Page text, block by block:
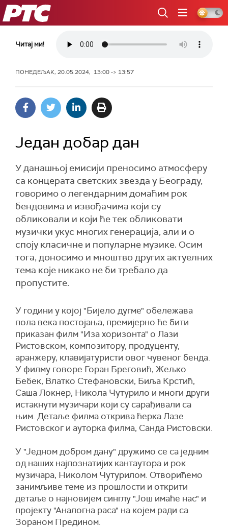
РТС
Читај ми!
ПОНЕДЕЉАК, 20.05.2024, 13:00 -> 13:57
Један добар дан
У данашњој емисији преносимо атмосферу
са концерата светских звезда у Београду,
говоримо о легендарним домаћим рок
бендовима и извођачима који су
обликовали и који ће тек обликовати
музички укус многих генерација, али и о
споју класичне и популарне музике. Осим
тога, доносимо и мноштво других актуелних
тема које никако не би требало да
пропустите.
У години у којој "Бијело дугме" обележава
пола века постојања, премијерно ће бити
приказан филм "Иза хоризонта" о Лази
Ристовском, композитору, продуценту,
аранжеру, клавијатуристи овог чувеног бенда.
У филму говоре Горан Бреговић, Жељко
Бебек, Влатко Стефановски, Биља Крстић,
Саша Локнер, Никола Чутурило и многи други
истакнути музичари који су сарађивали са
њим. Детаље филма открива ћерка Лазе
Ристовског и ауторка филма, Санда Ристовски.
У "Једном добром дану" дружимо се са једним
од наших најпознатијих кантаутора и рок
музичара, Николом Чутурилом. Отворићемо
занимљиве теме из прошлости и открити
детаље о најновијем синглу "Још имаће нас" и
пројекту "Аналогна раса" на којем ради са
Зораном Предином.